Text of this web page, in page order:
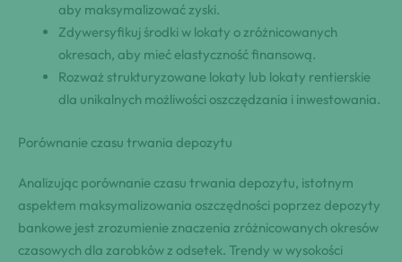
aby maksymalizować zyski.
Zdywersyfikuj środki w lokaty o zróżnicowanych
okresach, aby mieć elastyczność finansową.
Rozważ strukturyzowane lokaty lub lokaty rentierskie
dla unikalnych możliwości oszczędzania i inwestowania.
Porównanie czasu trwania depozytu
Analizując porównanie czasu trwania depozytu, istotnym
aspektem maksymalizowania oszczędności poprzez depozyty
bankowe jest zrozumienie znaczenia zróżnicowanych okresów
czasowych dla zarobków z odsetek. Trendy w wysokości